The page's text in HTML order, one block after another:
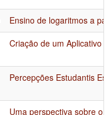
Ensino de logaritmos a
Criação de um Aplicativo
Percepções Estudantis
Uma perspectiva sobre o